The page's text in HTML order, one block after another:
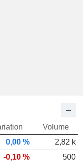
Volume
0,00 %
2,82 k
-0,10 %
500